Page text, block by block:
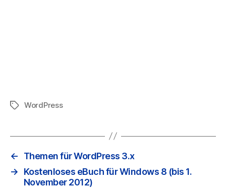
Schlagwörter
WordPress
←
Themen für WordPress 3.x
→
Kostenloses eBuch für Windows 8 (bis 1.
November 2012)